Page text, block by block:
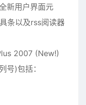
新用户界面元
条以及rss阅读器
2007 (New!)
号)包括：